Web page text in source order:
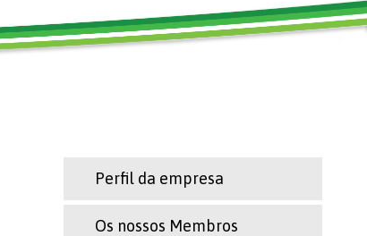
Perfil da empresa
Os nossos Membros